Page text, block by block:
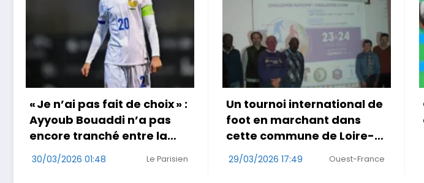
Un tournoi international de
foot en marchant dans
cette commune de Loire-
Atlantique
29/03/2026 17:49 Ouest-France
Coup double pour Antonelli
au Japon
29/03/2026 14:47 RDS